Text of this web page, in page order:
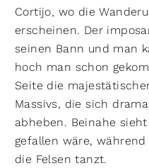
Cortijo, wo die
erscheinen. Der
seinen Bann und man
hoch man schon
Seite die
Massivs, die sich
abheben. Beinahe
gefallen wäre,
die Felsen tanzt.